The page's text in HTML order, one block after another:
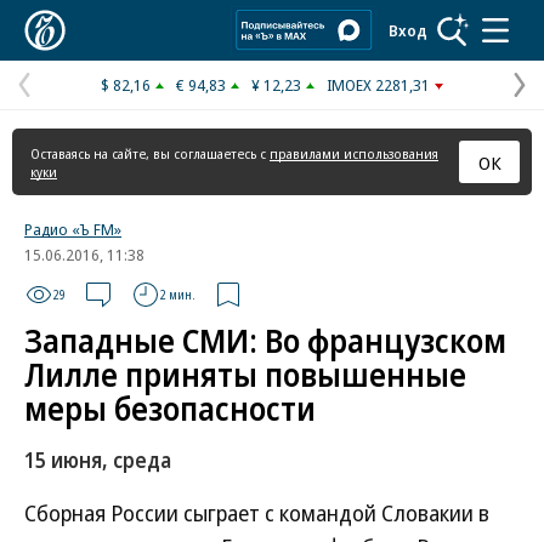
Вход
Предыдущая
страница
$ 82,16 € 94,83 ¥ 12,23 IMOEX 2281,31
Оставаясь на сайте, вы соглашаетесь с правилами использования
куки
ОК
Радио «Ъ FM»
15.06.2016, 11:38
29 2 мин.
Западные СМИ: Во французском
Лилле приняты повышенные
меры безопасности
15 июня, среда
Сборная России сыграет с командой Словакии в